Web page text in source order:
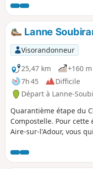
dans les Pyrénées-
département reçoit tous
vers Compostelle. Vous
paysages des Landes
la visibilité, vous aurez
vues sur le Tursan et les
Lanne
Visorandonneur
25,47 km
+160 m
7h 45
Difficile
Départ à Lanne-
Quarantième étape du
Compostelle. Pour cette
Aire-sur-l'Adour, vous
celui des Landes. Vous
également derrière